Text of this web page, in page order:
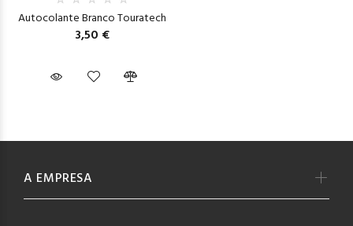
Autocolante Branco Touratech
3,50 €
A EMPRESA